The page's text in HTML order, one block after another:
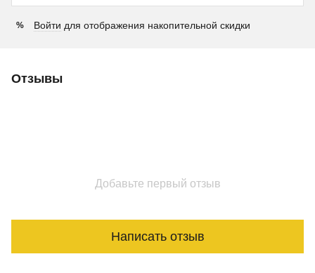
% Войти для отображения накопительной скидки
Отзывы
Добавьте первый отзыв
Написать отзыв